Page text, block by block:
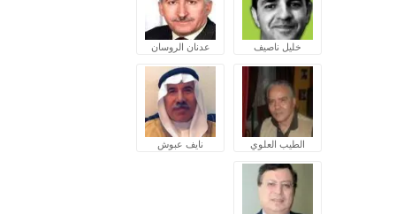
خليل ناصيف عدنان الروسان
الطيب العلوي نايف عبوش